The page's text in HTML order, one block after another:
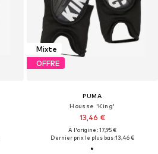
Mixte
OFFRE
PUMA
Housse 'King'
13,46 €
À l'origine : 17,95 €
Dernier prix le plus bas :13,46 €